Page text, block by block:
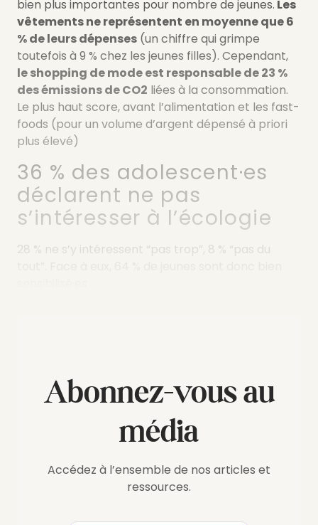
bien plus importantes pour nombre de jeunes. Les
vêtements ne représentent en moyenne que 6
% de leurs dépenses (un chiffre qui grimpe
toutefois à 9 % chez les jeunes filles). Cependant,
le shopping de mode est responsable de 23 %
des émissions de CO2 liées à la consommation.
Le plus haut score, avant l’alimentation et les fast-
foods (pour un volume d’argent dépensé à priori
plus élevé)
36 % des adolescent·es
déclarent ne pas
s’intéresser à l’écologie
28 % ne s’y intéressent “pas trop”, 8 % “pas du
Abonnez-vous au
média
Accédez à l’ensemble de nos articles et
ressources.